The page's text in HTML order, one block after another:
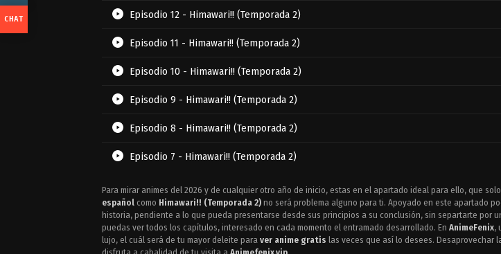
Episodio 12 - Himawari!! (Temporada 2)
Episodio 11 - Himawari!! (Temporada 2)
Episodio 10 - Himawari!! (Temporada 2)
Episodio 9 - Himawari!! (Temporada 2)
Episodio 8 - Himawari!! (Temporada 2)
Episodio 7 - Himawari!! (Temporada 2)
Episodio 6 - Himawari!! (Temporada 2)
Episodio 5 - Himawari!! (Temporada 2)
Episodio 4 - Himawari!! (Temporada 2)
Para mirar animes del 2026 y de cualquier otro año de inicio, estas en el apartado ideal para ello, que
español como Himawari!! (Temporada 2) no será problema alguno para ti. Apoyado en este apartado
historia, pendiente a lo que pueda presentarse desde sus principios a su conclusión, sin separtarte por
puedas ver todos los capítulos, interesado en cada momento el entramado desarrollado. En AnimeFenix,
lujo, el cuál será de tu mayor deleite para ver anime gratis las veces que así lo desees. Desaprovechar